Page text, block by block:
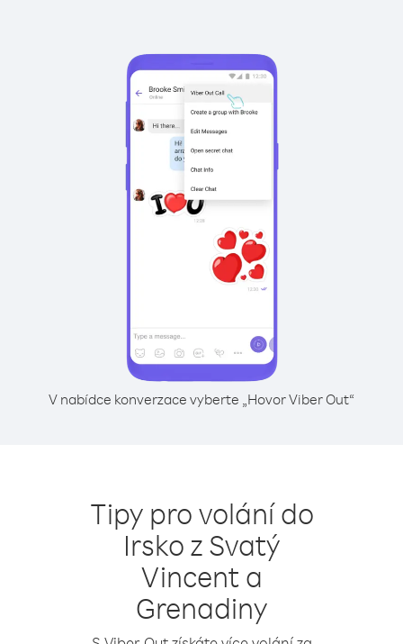
V nabídce konverzace vyberte „Hovor Viber Out“
Tipy pro volání do
Irsko z Svatý
Vincent a
Grenadiny